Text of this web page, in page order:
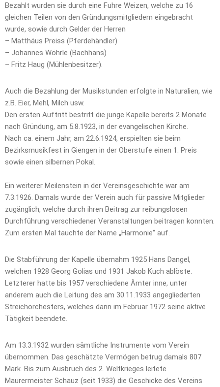
Bezahlt wurden sie durch eine Fuhre Weizen, welche zu 16
gleichen Teilen von den Gründungsmitgliedern eingebracht
wurde, sowie durch Gelder der Herren
– Matthäus Preiss (Pferdehändler)
– Johannes Wöhrle (Bachhans)
– Fritz Haug (Mühlenbesitzer).
Auch die Bezahlung der Musikstunden erfolgte in Naturalien, wie
z.B. Eier, Mehl, Milch usw.
Den ersten Auftritt bestritt die junge Kapelle bereits 2 Monate
nach Gründung, am 5.8.1923, in der evangelischen Kirche.
Nach ca. einem Jahr, am 22.6.1924, erspielten sie beim
Bezirksmusikfest in Giengen in der Oberstufe einen 1. Preis
sowie einen silbernen Pokal.
Ein weiterer Meilenstein in der Vereinsgeschichte war am
7.3.1926. Damals wurde der Verein auch für passive Mitglieder
zugänglich, welche durch ihren Beitrag zur reibungslosen
Durchführung verschiedener Veranstaltungen beitragen konnten.
Zum ersten Mal tauchte der Name „Harmonie“ auf.
Die Stabführung der Kapelle übernahm 1925 Hans Dangel,
welchen 1928 Georg Golias und 1931 Jakob Kuch ablöste.
Letzterer hatte bis 1957 verschiedene Ämter inne, unter
anderem auch die Leitung des am 30.11.1933 angegliederten
Streichorchesters, welches dann im Februar 1972 seine aktive
Tätigkeit beendete.
Am 13.3.1932 wurden sämtliche Instrumente vom Verein
übernommen. Das geschätzte Vermögen betrug damals 807
Mark. Bis zum Ausbruch des 2. Weltkrieges leitete
Maurermeister Schauz (seit 1933) die Geschicke des Vereins